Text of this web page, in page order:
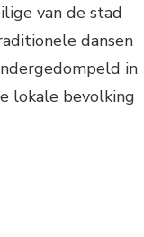
van de stad
dansen
in
lokale bevolking